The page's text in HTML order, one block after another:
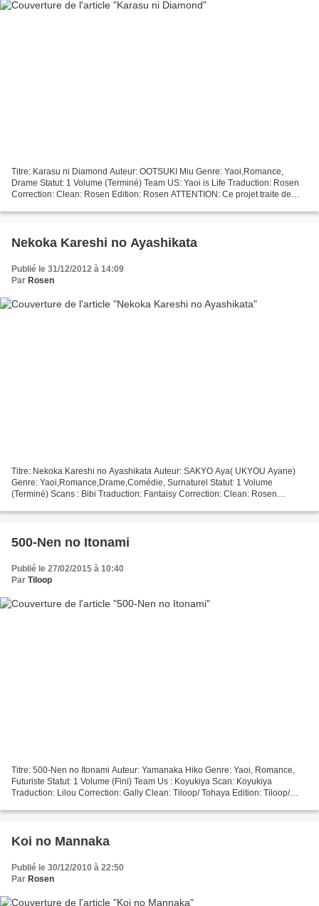
Titre: Karasu ni Diamond Auteur: OOTSUKI Miu Genre: Yaoi,Romance,
Drame Statut: 1 Volume (Terminé) Team US: Yaoi is Life Traduction: Rosen
Correction: Clean: Rosen Edition: Rosen ATTENTION: Ce projet traite de
Nekoka Kareshi no Ayashikata
Publié le 31/12/2012 à 14:09
Par Rosen
Titre: Nekoka Kareshi no Ayashikata Auteur: SAKYO Aya( UKYOU Ayane)
Genre: Yaoi,Romance,Drame,Comédie, Surnaturel Statut: 1 Volume
(Terminé) Scans : Bibi Traduction: Fantaisy Correction: Clean: Rosen
500-Nen no Itonami
Publié le 27/02/2015 à 10:40
Par Tiloop
Titre: 500-Nen no Itonami Auteur: Yamanaka Hiko Genre: Yaoi, Romance,
Futuriste Statut: 1 Volume (Fini) Team Us : Koyukiya Scan: Koyukiya
Traduction: Lilou Correction: Gally Clean: Tiloop/ Tohaya Edition: Tiloop/
Koi no Mannaka
Publié le 30/12/2010 à 22:50
Par Rosen